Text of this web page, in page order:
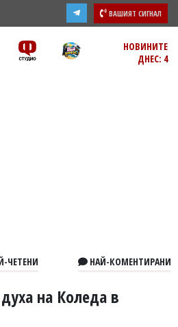
ВАШИЯТ СИГНАЛ
НОВИНИТЕ
ДНЕС: 4
ЧЕТЕНИ НАЙ-КОМЕНТИРАНИ
на Коледа в